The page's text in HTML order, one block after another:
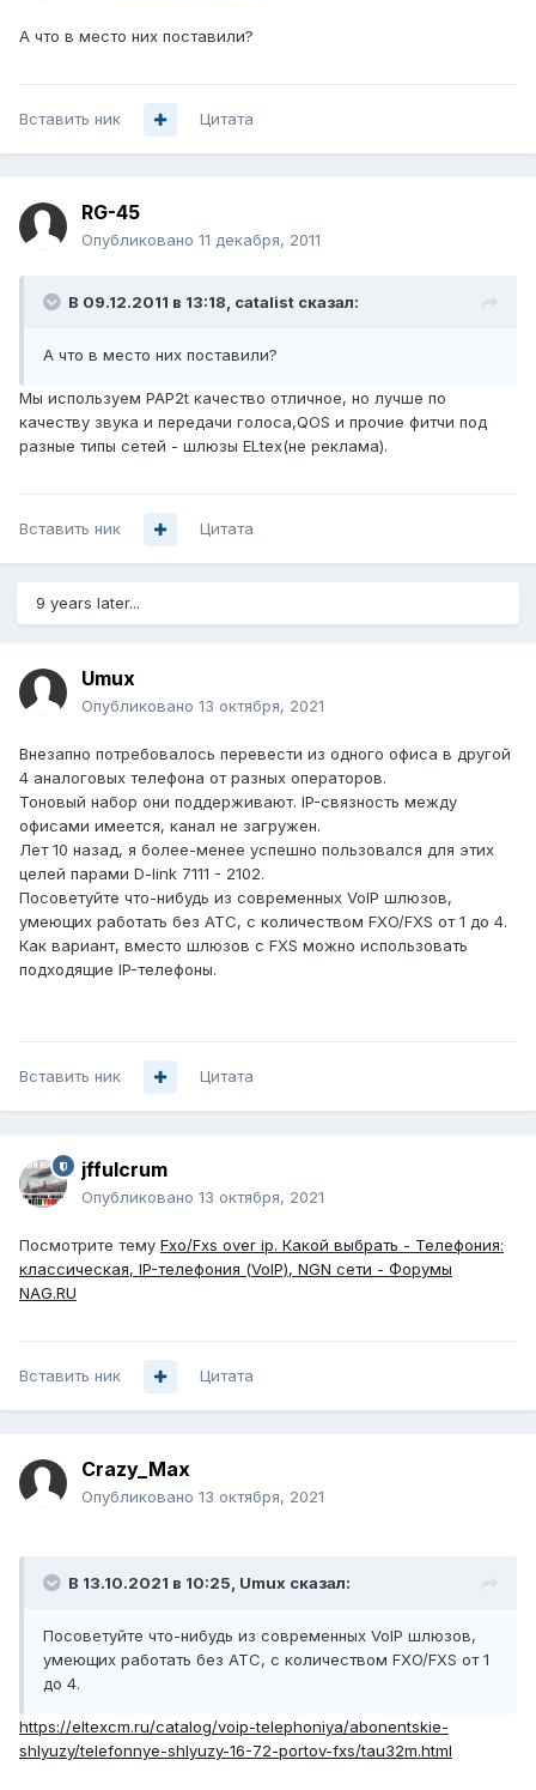
А что в место них поставили?
Вставить ник Цитата
RG-45
Опубликовано 11 декабря, 2011
В 09.12.2011 в 13:18, catalist сказал:
А что в место них поставили?
Мы используем PAP2t качество отличное, но лучше по
качеству звука и передачи голоса,QOS и прочие фитчи под
разные типы сетей - шлюзы ELtex(не реклама).
Вставить ник Цитата
9 years later...
Umux
Опубликовано 13 октября, 2021
Внезапно потребовалось перевести из одного офиса в другой
4 аналоговых телефона от разных операторов.
Тоновый набор они поддерживают. IP-связность между
офисами имеется, канал не загружен.
Лет 10 назад, я более-менее успешно пользовался для этих
целей парами D-link 7111 - 2102.
Посоветуйте что-нибудь из современных VoIP шлюзов,
умеющих работать без АТС, с количеством FXO/FXS от 1 до 4.
Как вариант, вместо шлюзов с FXS можно использовать
подходящие IP-телефоны.
Вставить ник Цитата
jffulcrum
Опубликовано 13 октября, 2021
Посмотрите тему Fxo/Fxs over ip. Какой выбрать - Телефония:
классическая, IP-телефония (VoIP), NGN сети - Форумы
NAG.RU
Вставить ник Цитата
Crazy_Max
Опубликовано 13 октября, 2021
В 13.10.2021 в 10:25, Umux сказал:
Посоветуйте что-нибудь из современных VoIP шлюзов,
умеющих работать без АТС, с количеством FXO/FXS от 1
до 4.
https://eltexcm.ru/catalog/voip-telephoniya/abonentskie-
shlyuzy/telefonnye-shlyuzy-16-72-portov-fxs/tau32m.html